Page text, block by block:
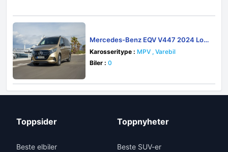
Mercedes-Benz EQV V447 2024 Lon
g
Karosseritype : MPV , Varebil
Biler : 0
Toppsider
Beste elbiler
Toppnyheter
Beste SUV-er